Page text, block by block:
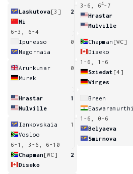
Laskutova[3]
2
Mi
6-3, 6-4
Ipunesso
0
Nagornaia
Arunkumar
0
Murek
Hrastar
1
Mulville
Iankovskaia
1
Vosloo
6-1, 3-6, 6-10
Chapman[WC]
2
Diseko
3-6, 64-7
Hrastar
Mulville
Chapman [WC]
Diseko
1-6, 1-6
Sziedat [4]
Wirges
Breen
Easwaramurthi
1-6, 0-6
Belyaeva
Smirnova